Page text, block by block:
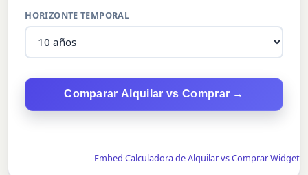
HORIZONTE TEMPORAL
Comparar Alquilar vs Comprar →
Embed Calculadora de Alquilar vs Comprar Widget